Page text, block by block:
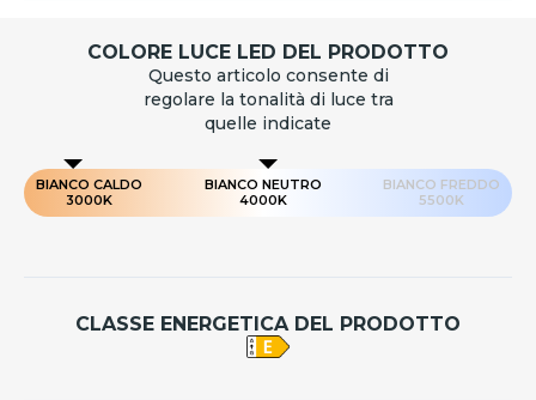
COLORE LUCE LED DEL PRODOTTO
Questo articolo consente di
regolare la tonalità di luce tra
quelle indicate
BIANCO CALDO
3000K
BIANCO NEUTRO
4000K
BIANCO FREDDO
5500K
CLASSE ENERGETICA DEL PRODOTTO